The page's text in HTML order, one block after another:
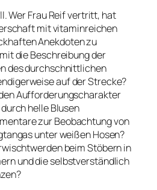
Wer Frau Reif vertritt, hat
mit vitaminreichen
Anekdoten zu
die Beschreibung der
des durchschnittlichen
auf der Strecke?
Aufforderungscharakter
helle Blusen
zur Beobachtung von
unter weißen Hosen?
beim Stöbern in
und die selbstverständlich